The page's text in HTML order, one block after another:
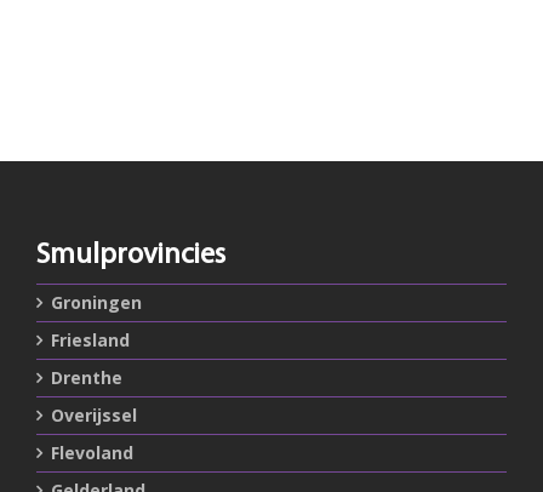
Smulprovincies
Groningen
Friesland
Drenthe
Overijssel
Flevoland